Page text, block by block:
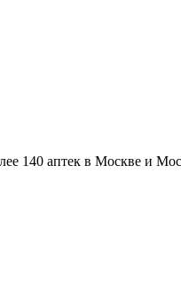
140 аптек в Москве и